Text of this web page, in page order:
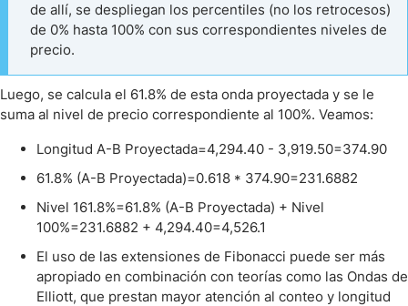
de allí, se despliegan los percentiles (no los retrocesos)
de 0% hasta 100% con sus correspondientes niveles de
precio.
Luego, se calcula el 61.8% de esta onda proyectada y se le
suma al nivel de precio correspondiente al 100%. Veamos:
Longitud A-B Proyectada=4,294.40 - 3,919.50=374.90
61.8% (A-B Proyectada)=0.618 * 374.90=231.6882
Nivel 161.8%=61.8% (A-B Proyectada) + Nivel
100%=231.6882 + 4,294.40=4,526.1
El uso de las extensiones de Fibonacci puede ser más
apropiado en combinación con teorías como las Ondas de
Elliott, que prestan mayor atención al conteo y longitud